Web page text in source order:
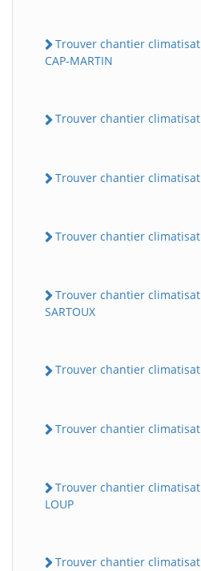
Trouver chantier
CAP-MARTIN
Trouver chantier
Trouver chantier
Trouver chantier
Trouver chantier
SARTOUX
Trouver chantier
Trouver chantier
Trouver chantier
LOUP
Trouver chantier